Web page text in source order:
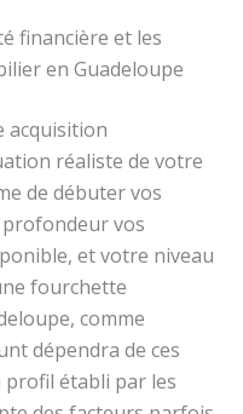
financière et les
en Guadeloupe
acquisition
réaliste de votre
de débuter vos
vos
et votre niveau
fourchette
comme
dépendra de ces
profil établi par les